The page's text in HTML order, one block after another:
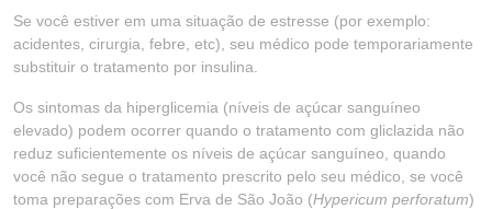
Se você estiver em uma situação de estresse (por exemplo:
acidentes, cirurgia, febre, etc), seu médico pode temporariamente
substituir o tratamento por insulina.
Os sintomas da hiperglicemia (níveis de açúcar sanguíneo
elevado) podem ocorrer quando o tratamento com gliclazida não
reduz suficientemente os níveis de açúcar sanguíneo, quando
você não segue o tratamento prescrito pelo seu médico, se você
toma preparações com Erva de São João (Hypericum perforatum)